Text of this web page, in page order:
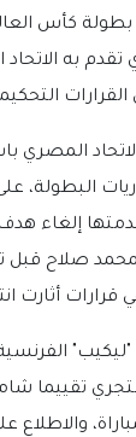
به
المصري
البطولة،
مقدمتها إلغاء
صلاح
قرارات أثارت
تقييما
والاطلاع